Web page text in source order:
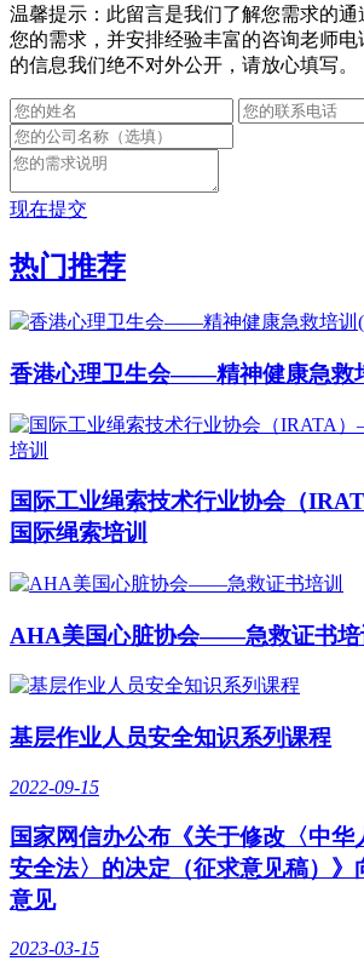
温馨提示：此留言是我们了解您需求的
您的需求，并安排经验丰富的咨询老师
的信息我们绝不对外公开，请放心填写。
现在提交
热门推荐
香港心理卫生会——精神健康急救
国际工业绳索技术行业协会（
国际绳索培训
AHA美国心脏协会——急救证书培
基层作业人员安全知识系列课程
2022-09-15
国家网信办公布《关于修改〈中华
安全法〉的决定（征求意见稿）》
意见
2023-03-15